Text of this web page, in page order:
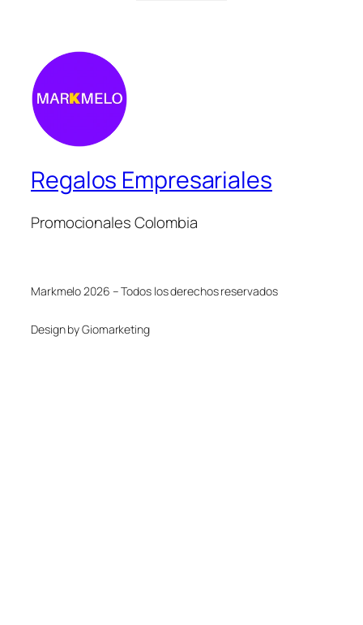
Regalos Empresariales
Promocionales Colombia
Markmelo 2026 – Todos los derechos reservados
Design by Giomarketing